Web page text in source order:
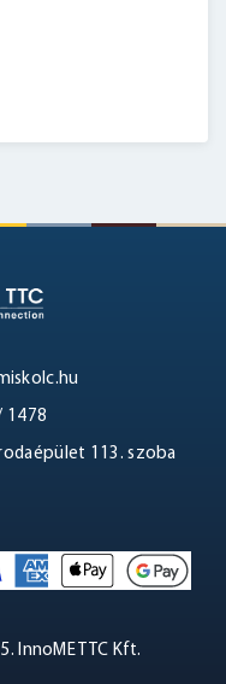
1478
113. szoba
InnoME TTC Kft.